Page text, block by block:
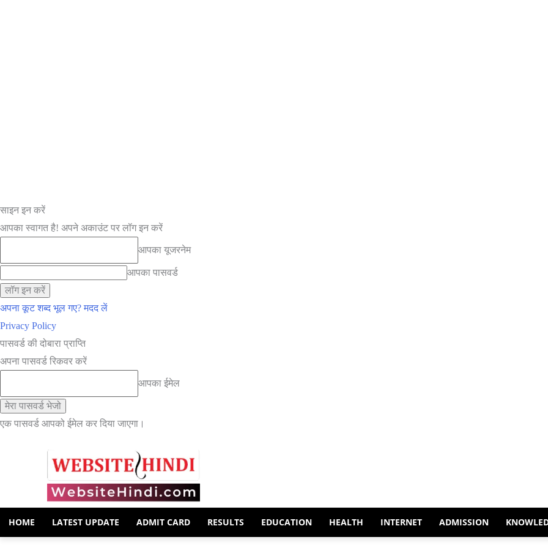
साइन इन करें
आपका स्वागत है! अपने अकाउंट पर लॉग इन करें
आपका यूजरनेम
आपका पासवर्ड
अपना कूट शब्द भूल गए? मदद लें
Privacy Policy
पासवर्ड की दोबारा प्राप्ति
अपना पासवर्ड रिकवर करें
आपका ईमेल
एक पासवर्ड आपको ईमेल कर दिया जाएगा।
HOME LATEST UPDATE ADMIT CARD RESULTS EDUCATION HEALTH INTERNET ADMISSION